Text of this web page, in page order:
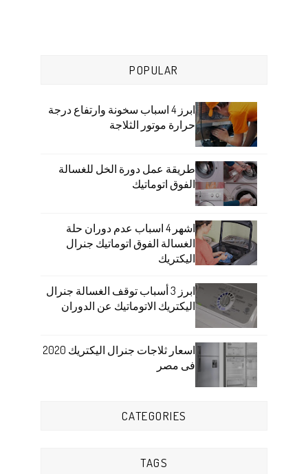
POPULAR
ابرز 4 اسباب سخونة وارتفاع درجة
حرارة موتور الثلاجة
طريقة عمل دورة الخل للغسالة
الفوق اتوماتيك
اشهر 4 اسباب عدم دوران حلة
الغسالة الفوق اتوماتيك جنرال
اليكتريك
ابرز 3 أسباب توقف الغسالة جنرال
اليكتريك الاتوماتيك عن الدوران
اسعار ثلاجات جنرال اليكتريك 2020
فى مصر
CATEGORIES
TAGS